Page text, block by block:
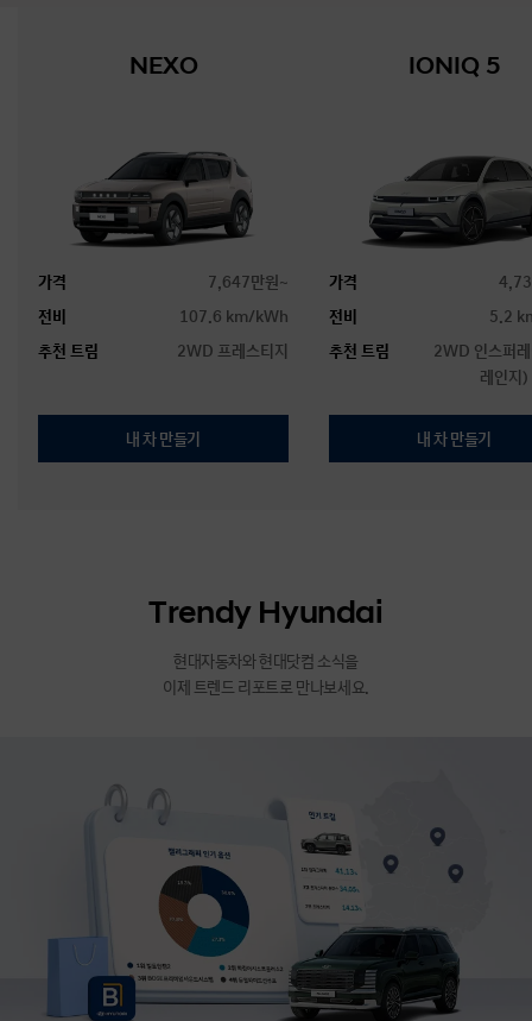
NEXO
가격 7,647만원~
전비 107.6 km/kWh
추천 트림 2WD 프레스티지
내 차 만들기
IONIQ 5
가격
전비 5.2
추천 트림
2WD 인스퍼
레인지
내 차 만들기
Trendy Hyundai
현대자동차와 현대닷컴 소식을
이제 트렌드 리포트로 만나보세요.